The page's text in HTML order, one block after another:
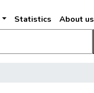
Statistics About us